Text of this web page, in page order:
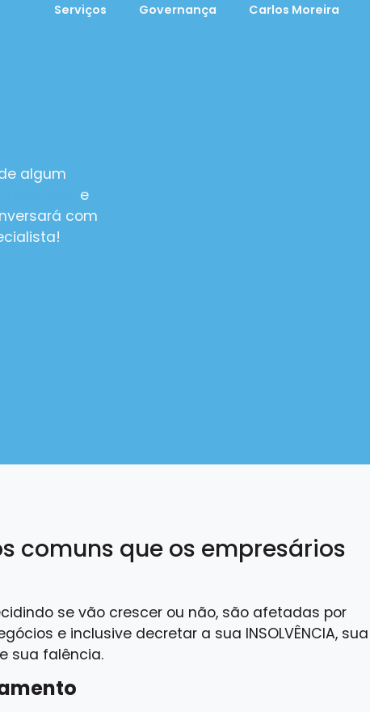
Serviços Governança Carlos Moreira
algum
e
com
comuns que os empresários
se vão crescer ou não, são afetadas por
e inclusive decretar a sua INSOLVÊNCIA, sua
sua falência.